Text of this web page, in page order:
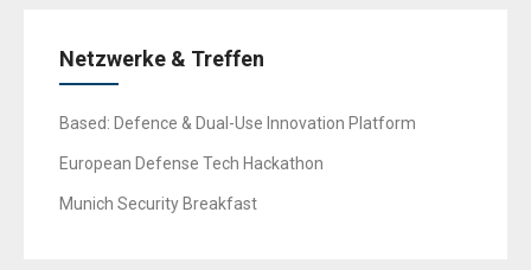
Netzwerke & Treffen
Based: Defence & Dual-Use Innovation Platform
European Defense Tech Hackathon
Munich Security Breakfast